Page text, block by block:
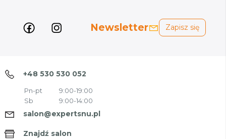
Newsletter Zapisz się
+48 530 530 052
Pn-pt
9:00-19:00
Sb
9:00-14:00
salon@expertsnu.pl
Znajdź salon